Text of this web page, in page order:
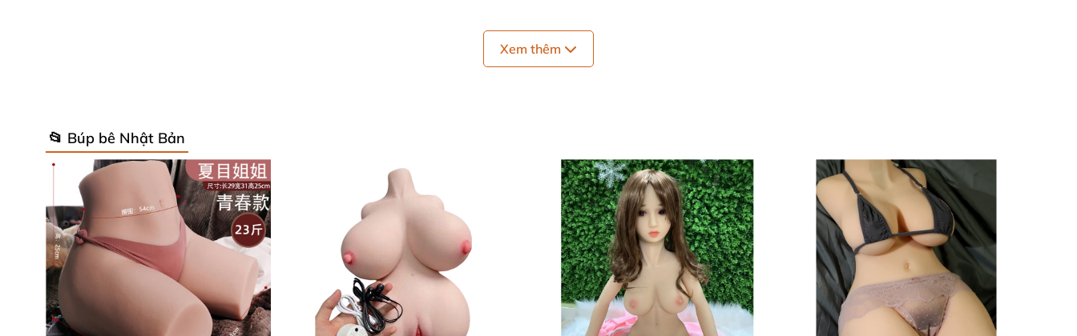
Búp bê tình dục cao cấp thiên thần mới lớn đã được các nhà sản xuất đồ chơi tình dục phân phối đến Việt Nam.
nhất. Với mong muốn đem đến sự hài lòng và uy tín tuyệt đối với quý khách hàng, Sweet Doll hiện nay đã là công ty sản xuất uy tín và tham vọng
nhất trong ngành sản xuất búp bê tình dục trên thế giới.
Xem thêm
📂 Búp bê Nhật Bản